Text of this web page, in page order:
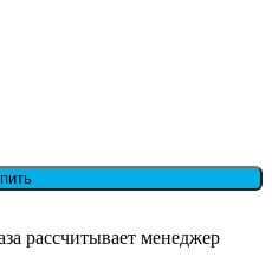
рассчитывает менеджер